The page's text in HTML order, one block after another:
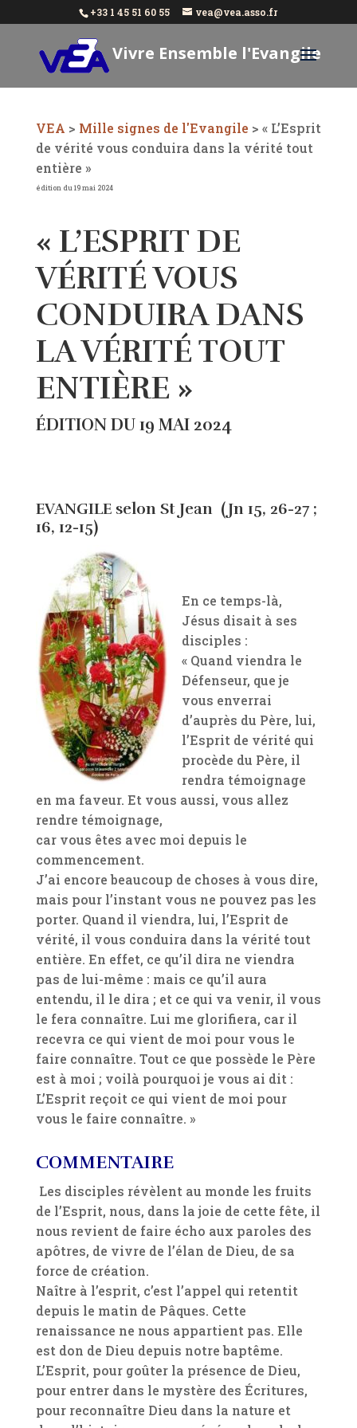
+33 1 45 51 60 55 vea@vea.asso.fr
Vivre Ensemble l'Evangile
VEA > Mille signes de l'Evangile > « L’Esprit
de vérité vous conduira dans la vérité tout
entière »
édition du 19 mai 2024
« L’ESPRIT DE
VÉRITÉ VOUS
CONDUIRA DANS
LA VÉRITÉ TOUT
ENTIÈRE »
ÉDITION DU 19 MAI 2024
EVANGILE selon St Jean (Jn 15, 26-27 ;
16, 12-15)
En ce temps-là,
Jésus disait à ses
disciples :
« Quand viendra le
Défenseur, que je
vous enverrai
d’auprès du Père, lui,
l’Esprit de vérité qui
procède du Père, il
rendra témoignage
en ma faveur. Et vous aussi, vous allez
rendre témoignage,
car vous êtes avec moi depuis le
commencement.
J’ai encore beaucoup de choses à vous dire,
mais pour l’instant vous ne pouvez pas les
porter. Quand il viendra, lui, l’Esprit de
vérité, il vous conduira dans la vérité tout
entière. En effet, ce qu’il dira ne viendra
pas de lui-même : mais ce qu’il aura
entendu, il le dira ; et ce qui va venir, il vous
le fera connaître. Lui me glorifiera, car il
recevra ce qui vient de moi pour vous le
faire connaître. Tout ce que possède le Père
est à moi ; voilà pourquoi je vous ai dit :
L’Esprit reçoit ce qui vient de moi pour
vous le faire connaître. »
COMMENTAIRE
Les disciples révèlent au monde les fruits
de l’Esprit, nous, dans la joie de cette fête, il
nous revient de faire écho aux paroles des
apôtres, de vivre de l’élan de Dieu, de sa
force de création.
Naître à l’esprit, c’est l’appel qui retentit
depuis le matin de Pâques. Cette
renaissance ne nous appartient pas. Elle
est don de Dieu depuis notre baptême.
L’Esprit, pour goûter la présence de Dieu,
pour entrer dans le mystère des Écritures,
pour reconnaître Dieu dans la nature et